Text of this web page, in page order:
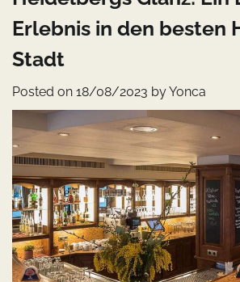
Erlebnis in den besten
Stadt
Posted on 18/08/2023 byYonca